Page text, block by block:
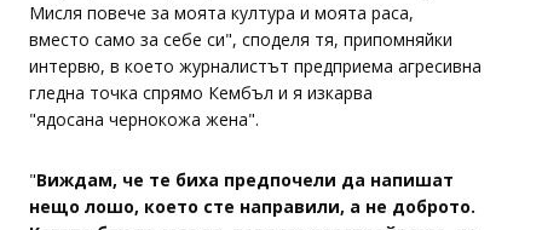
Мисля повече за моята култура и моята раса,
вместо само за себе си", споделя тя, припомняйки
интервю, в което журналистът предприема агресивна
гледна точка спрямо Кембъл и я изкарва
"ядосана чернокожа жена".
"Виждам, че те биха предпочели да напишат
нещо лошо, което сте направили, а не доброто.